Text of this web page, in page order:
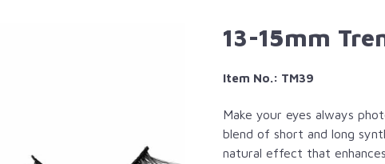
13-15mm
Item No.: TM39
Make your eyes always
blend of short and long
natural effect that